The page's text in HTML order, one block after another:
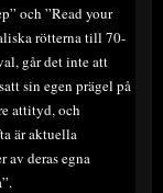
och ”Read your
rötterna till 70-
går det inte att
sin egen prägel på
attityd, och
är aktuella
av deras egna